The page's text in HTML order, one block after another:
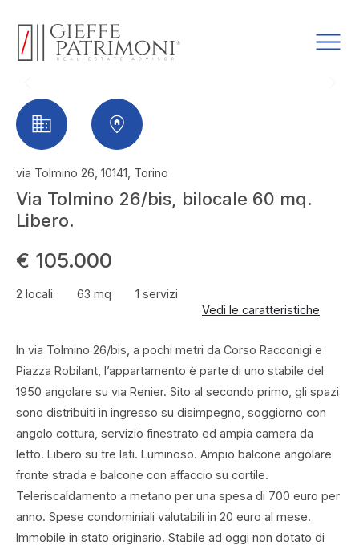
via Tolmino 26, 10141, Torino
Via Tolmino 26/bis, bilocale 60 mq.
Libero.
€ 105.000
2 locali 63 mq
1 servizi
Vedi le caratteristiche
In via Tolmino 26/bis, a pochi metri da Corso Racconigi e
Piazza Robilant, l’appartamento è parte di uno stabile del
1950 angolare su via Renier. Sito al secondo primo, gli spazi
sono distribuiti in ingresso su disimpegno, soggiorno con
angolo cottura, servizio finestrato ed ampia camera da
letto. Libero su tre lati. Luminoso. Ampio balcone angolare
fronte strada e balcone con affaccio su cortile.
Teleriscaldamento a metano per una spesa di 700 euro per
anno. Spese condominiali valutabili in 20 euro al mese.
Immobile in stato originario. Stabile ad oggi non dotato di